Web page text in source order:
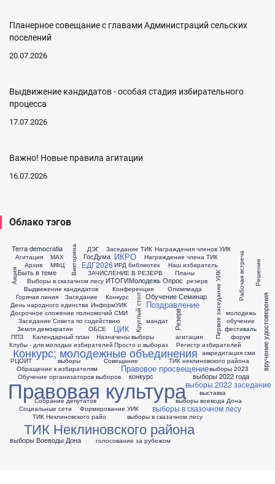
Планерное совещание с главами Администраций сельских
поселений
20.07.2026
Выдвижение кандидатов - особая стадия избирательного
процесса
17.07.2026
Важно! Новые правила агитации
16.07.2026
Облако тэгов
Terra democratia
Агитация
Акция
Архив
Быть в теме Викторина
Выборы в сказачном лесу
Выдвижение кандидатов
Горячая линия
ГосДума
ДЭГ
День народного единства
Досрочное сложение полномочий
ЕДГ2026
ЗАЧИСЛЕНИЕ В РЕЗЕРВ
Заседание
Заседание Совета по содействию
Заседание ТИК
Земля демократии
ИКРО
ИРД библиотек
ИТОГИ
ИнформУИК
Календарный план
Клубы - для молодых избирателей
Конкурс
Конкурс; молодежные объединения
Конференция
Круглый стол
МАХ
МФЦ
Молодежь
Награждение члена ТИК
Награждения членов УИК
Назначены выборы
Наш избиратель
ОБСЕ
Обращение к избирателям
Обучение
Обучение организаторов выборов
Олимпиада
Опрос
ППЗ Первое заседание УИК
Планы
Поздравление
Правовая культура
Правовое просвещение
Просто о выборах
РЦОИТ
Рабочая встреча
Регистр избирателей
Резерв
Решение
СМИ
Семинар
Собрание депутатов
Совещание
Социальные сети
ТИК Неклиновского райо
ТИК Неклиновского района
ТИК неклиновского района
Формирование УИК
ЦИК
агитация
аккредитация сми
вручение удостоверения
выборы
выборы 2022
выборы 2022 года
выборы 2023
выборы Воеводы Дона
выборы в сказачном лесу
выборы в сказочном лесу
выборы воевода Дона
выставка
голосование за рубежом
заседание
конкурс
мандат
молодежь
обучение
резерв
фестиваль
форум